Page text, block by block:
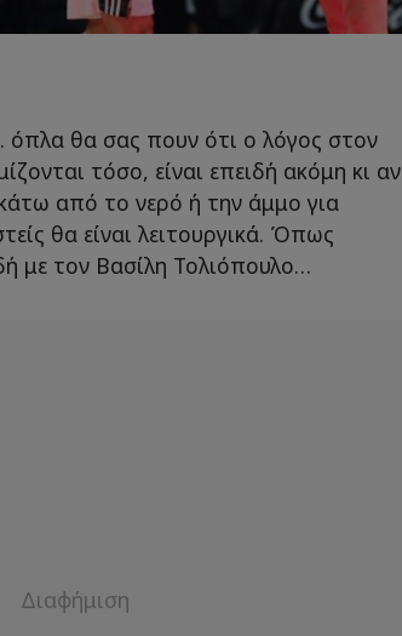
όπλα θα σας πουν ότι ο λόγος στον
τόσο, είναι επειδή ακόμη κι αν
από το νερό ή την άμμο για
θα είναι λειτουργικά. Όπως
με τον Βασίλη Τολιόπουλο…